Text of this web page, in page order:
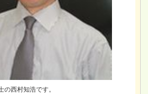
の西村知浩です。